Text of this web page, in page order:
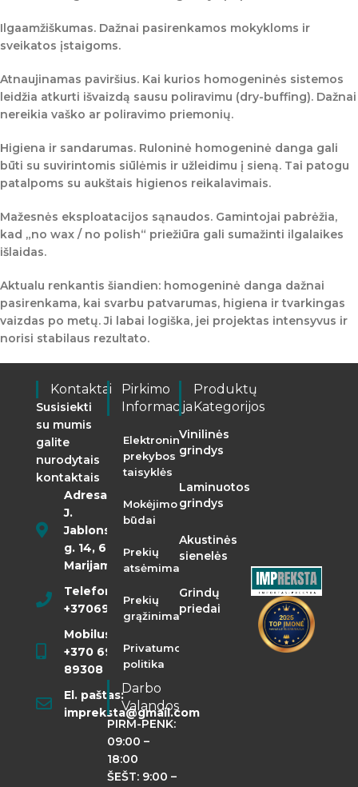
Ilgaamžiškumas. Dažnai pasirenkamos mokykloms ir
sveikatos įstaigoms.
Atnaujinamas paviršius. Kai kurios homogeninės sistemos
leidžia atkurti išvaizdą sausu poliravimu (dry-buffing). Dažnai
nereikia vaško ar poliravimo priemonių.
Higiena ir sandarumas. Ruloninė homogeninė danga gali
būti su suvirintomis siūlėmis ir užleidimu į sieną. Tai patogu
patalpoms su aukštais higienos reikalavimais.
Mažesnės eksploatacijos sąnaudos. Gamintojai pabrėžia,
kad „no wax / no polish“ priežiūra gali sumažinti ilgalaikes
išlaidas.
Aktualu renkantis šiandien: homogeninė danga dažnai
pasirenkama, kai svarbu patvarumas, higiena irtvarkingas
vaizdas po metų. Ji labai logiška, jei projektas intensyvus ir
norisi stabilaus rezultato.
Kontaktai
Susisiekti
su mumis
galite
nurodytais
kontaktais
Adresas:
J.
Jablonskio
g. 14, 68290
Marijampolė
Telefonas:
+37069855400
Mobilusis:
+370 698
89308
El. paštas:
impreksta@gmail.com
Pirkimo
Informacija
Elektroninės
prekybos
taisyklės
Mokėjimo
būdai
Prekių
atsėmimas
Prekių
grąžinimas
Privatumo
politika
Darbo
Valandos
PIRM-PENK:
09:00 –
18:00
ŠEŠT: 9:00 –
Produktų
Kategorijos
Vinilinės
grindys
Laminuotos
grindys
Akustinės
sienelės
Grindų
priedai